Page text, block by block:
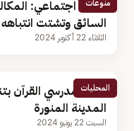
منوعات
باحث اجتماعي:
السائق وتشتت انتباهه
الثلاثاء 22 أكتوبر 2024
المحليات
رئيس مدرسي القرآن
المدينة المنورة
السبت 22 يونيو 2024